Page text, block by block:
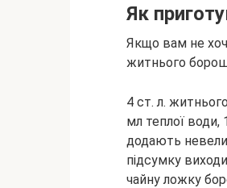
Як
Якщо вам не
житнього
4 ст. л.
мл теплої води,
додають
підсумку
чайну ложку